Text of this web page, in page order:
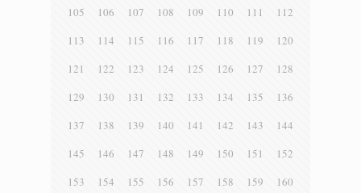
105
106 107 108 109 110 111
112
113
114 115 116 117 118 119
120
121
122 123 124 125 126 127
128
129
130 131 132 133 134 135
136
137
138 139 140 141 142 143
144
145
146 147 148 149 150 151
152
153
154 155 156 157 158 159
160